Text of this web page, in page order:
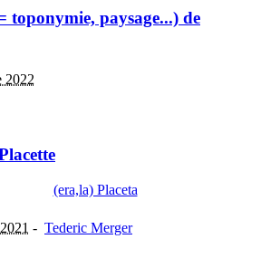
toponymie, paysage...) de
2022
(era,la) Placeta
- Tederic Merger